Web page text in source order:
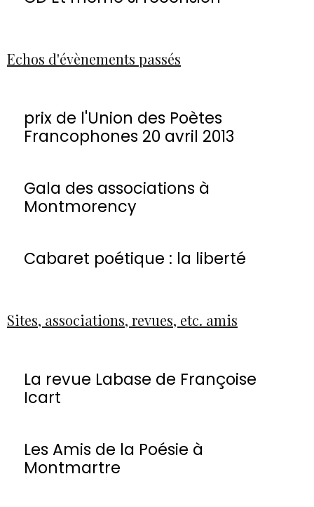
Echos d'évènements passés
prix de l'Union des Poètes
Francophones 20 avril 2013
Gala des associations à
Montmorency
Cabaret poétique : la liberté
Sites, associations, revues, etc. amis
La revue Labase de Françoise
Icart
Les Amis de la Poésie à
Montmartre